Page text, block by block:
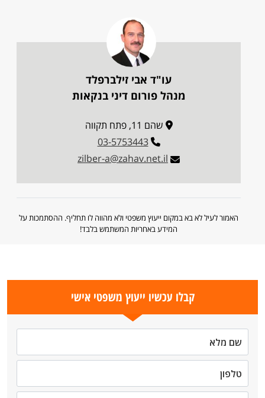
עו"ד אבי זילברפלד
מנהל פורום דיני בנקאות
שהם 11, פתח תקווה
03-5753443
zilber-a@zahav.net.il
האמור לעיל לא בא במקום ייעוץ משפטי ולא מהווה לו תחליף. ההסתמכות על
המידע באחריות המשתמש בלבד!
קבלו עכשיו ייעוץ משפטי אישי